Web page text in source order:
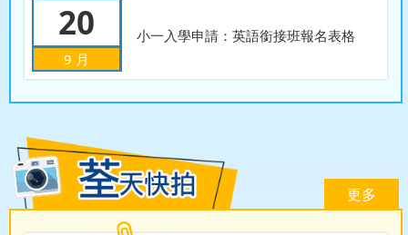
20
9 月
小一入學申請：英語銜接班報名表格
更多